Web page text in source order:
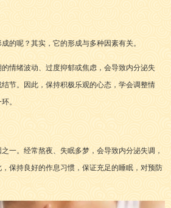
的呢？其实，它的形成与多种因素有关。
情绪波动、过度抑郁或焦虑，会导致内分泌失
节。因此，保持积极乐观的心态，学会调整情
。
一。经常熬夜、失眠多梦，会导致内分泌失调，
保持良好的作息习惯，保证充足的睡眠，对预防